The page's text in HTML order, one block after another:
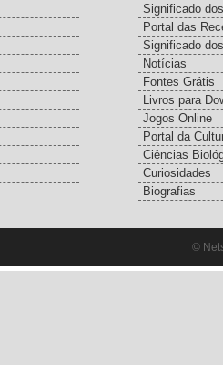
Significado
Portal das
Significado
Notícias
Fontes Grátis
Livros para
Jogos Online
Portal da
Ciências
Curiosidades
Biografias
©